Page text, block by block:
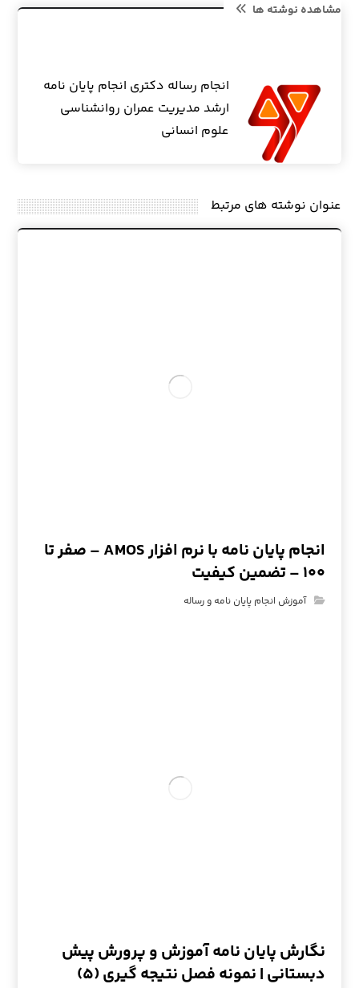
مشاهده نوشته ها
انجام رساله دکتری انجام پایان نامه
ارشد مدیریت عمران روانشناسی
علوم انسانی
عنوان ‫نوشته های مرتبط
انجام پایان نامه با نرم افزار AMOS – صفر تا
۱۰۰ – تضمین کیفیت
آموزش انجام پایان نامه و رساله
نگارش پایان نامه آموزش و پرورش پیش
دبستانی | نمونه فصل نتیجه گیری (۵)